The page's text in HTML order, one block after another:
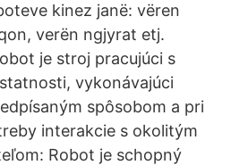
kinez janë: vëren
verën ngjyrat etj.
je stroj pracujúci s
vykonávajúci
spôsobom a pri
interakcie s okolitým
Robot je schopný